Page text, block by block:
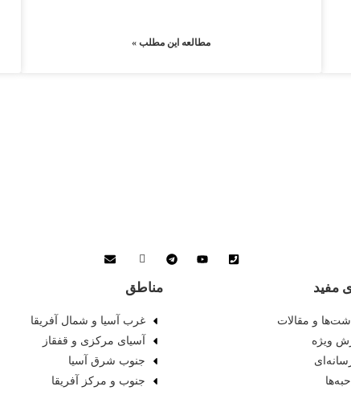
مطالعه این مطلب »
مفید
و مقالات
ویژه
مناطق
غرب آسیا و شمال آفریقا
آسیای مرکزی و قفقاز
جنوب شرق آسیا
جنوب و مرکز آفریقا